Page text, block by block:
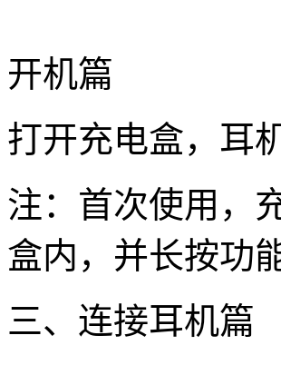
开机篇
打开充电盒，耳
注：首次使用，
盒内，并长按功
三、连接耳机篇